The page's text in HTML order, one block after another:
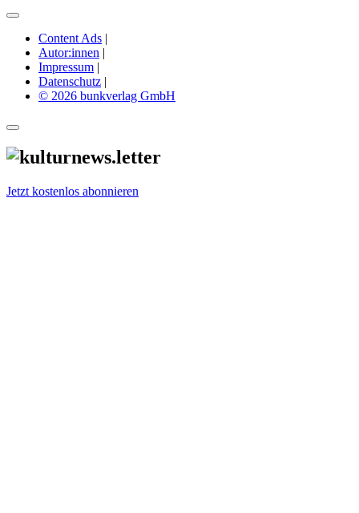
Content Ads |
Autor:innen |
Impressum |
Datenschutz |
© 2026 bunkverlag GmbH
Jetzt kostenlos abonnieren